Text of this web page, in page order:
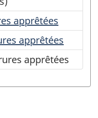
apprêtées
apprêtées
apprêtées